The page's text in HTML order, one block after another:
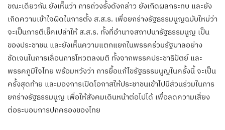
ขณะเดียวกัน ยังเห็นว่า การถ่วงรั้งดังกล่าว ยังเกิดผลกระทบ และยัง
เกิดความเข้าใจผิดในการตั้ง ส.ส.ร. เพื่อยกร่างรัฐธรรมนูญฉบับใหม่ว่า
จะเป็นการตีเช็คเปล่าให้ ส.ส.ร. ทั้งที่อำนาจสถาปนารัฐธรรมนูญ เป็น
ของประชาชน และยังเห็นความแตกแยกในพรรคร่วมรัฐบาลอย่าง
ชัดเจนในการเลื่อนการโหวตลงมติ ทั้งจากพรรคประชาธิปัตย์ และ
พรรคภูมิใจไทย พร้อมหวังว่า การยื้อแก้ไขรัฐธรรมนูญในครั้งนี้ จะเป็น
ครั้งสุดท้าย และมองการเปิดโอกาสให้ประชาชนเข้าไปมีส่วนร่วมในการ
ยกร่างรัฐธรรมนูญ เพื่อให้สังคมเดินหน้าต่อไปได้ เพื่อลดความเสี่ยง
ต่อระบอบการปกครองของไทย